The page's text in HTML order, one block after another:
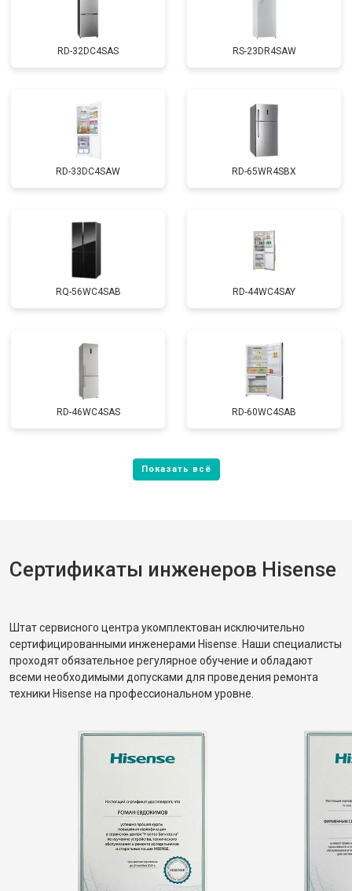
RD-32DC4SAS RS-23DR4SAW
RD-33DC4SAW RD-65WR4SBX
RQ-56WC4SAB RD-44WC4SAY
RD-46WC4SAS RD-60WC4SAB
Сертификаты инженеров Hisense
Штат сервисного центра укомплектован исключительно
сертифицированными инженерами Hisense. Наши специалисты
проходят обязательное регулярное обучение и обладают
всеми необходимыми допусками для проведения ремонта
техники Hisense на профессиональном уровне.